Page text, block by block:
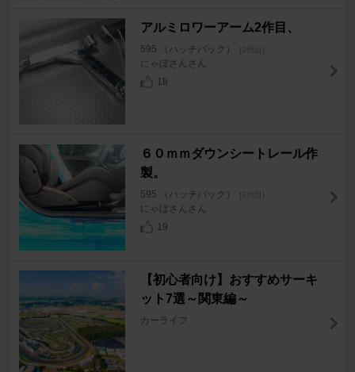
アルミロワーアーム2作目、
595 （ハッチバック） [2代目]
にゃぼさんさん
18
６０ｍｍダウンシートレール作
製。
595 （ハッチバック） [2代目]
にゃぼさんさん
19
【初心者向け】おすすめサーキ
ット7選～関東編～
カーライフ